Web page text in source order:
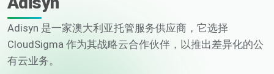
Adisyn 是一家澳大利亚托管服务供应商，它选择
CloudSigma 作为其战略云合作伙伴，以推出差异化的公
有云业务。